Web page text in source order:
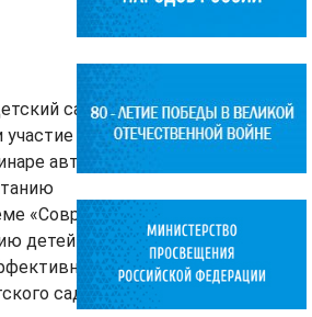
сад №127»
участие во
автора методик
«Современные
детей в условиях
сада и семьи».